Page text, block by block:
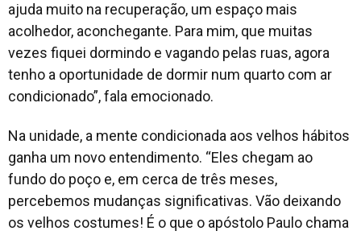
ajuda muito na recuperação, um espaço mais
acolhedor, aconchegante. Para mim, que muitas
vezes fiquei dormindo e vagando pelas ruas, agora
tenho a oportunidade de dormir num quarto com ar
condicionado”, fala emocionado.
Na unidade, a mente condicionada aos velhos hábitos
ganha um novo entendimento. “Eles chegam ao
fundo do poço e, em cerca de três meses,
percebemos mudanças significativas. Vão deixando
os velhos costumes! É o que o apóstolo Paulo chama